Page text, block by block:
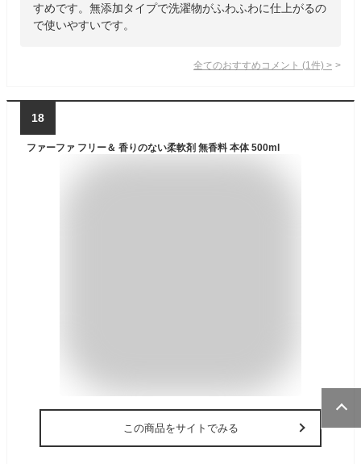
すめです。無添加タイプで洗濯物がふわふわに仕上がるの
で使いやすいです。
全てのおすすめコメント (1 件) >
18
ファーファ フリー＆ 香りのない柔軟剤 無香料 本体 500ml
この商品をサイトでみる